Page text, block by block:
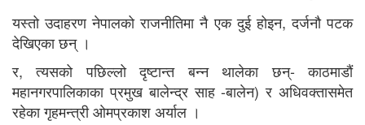
यस्तो उदाहरण नेपालको राजनीतिमा नै एक दुई होइन, दर्जनौ पटक
देखिएका छन् ।
र, त्यसको पछिल्लो दृष्टान्त बन्न थालेका छन्- काठमाडाैं
महानगरपालिकाका प्रमुख बालेन्द्र साह -बालेन) र अधिवक्तासमेत
रहेका गृहमन्त्री ओमप्रकाश अर्याल ।